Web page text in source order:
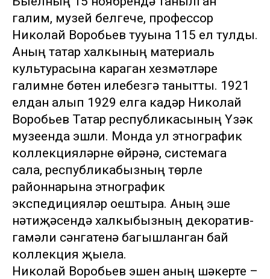
галим, музей белгече, профессор
Николай Воробьев тууына 115 ел тулды.
Аның татар халкының материаль
культурасына караган хезмәтләре
галимне бөтен илебезгә танытты. 1921
елдан алып 1929 елга кадәр Николай
Воробьев Татар республикасының Үзәк
музеенда эшли. Монда ул этнографик
коллекцияләрне өйрәнә, системага
сала, республикабызның төрле
районнарына этнографик
экспедицияләр оештыра. Аның эше
нәтиҗәсендә халкыбызның декоратив-
гамәли сәнгатенә багышланган бай
коллекция җыела.
Николай Воробьев эшен аның шәкерте –